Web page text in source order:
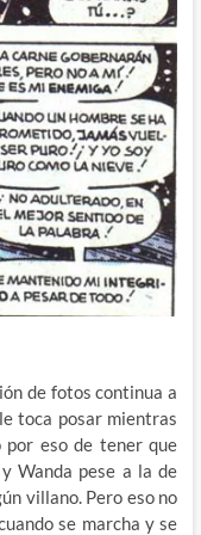
de fotos continua a
toca posar mientras
por eso de tener que
Wanda pese a la de
villano. Pero eso no
se marcha y se